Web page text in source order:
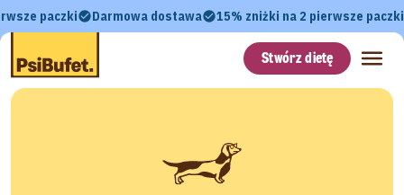
paczki Darmowa dostawa 15% zniżki na 2 pierwsze paczki
Stwórz dietę